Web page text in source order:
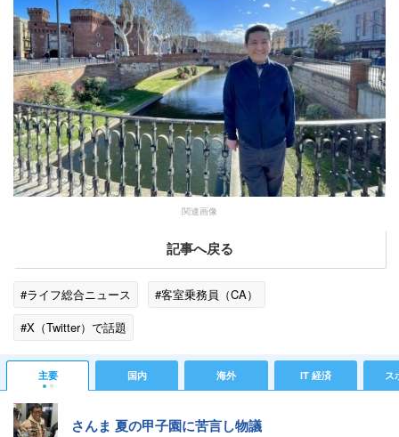
関連画像
記事へ戻る
#ライフ総合ニュース
#客室乗務員（CA）
#X（Twitter）で話題
主要 国内 海外 IT 経済 ス
さんま 夏の甲子園に苦言し物議